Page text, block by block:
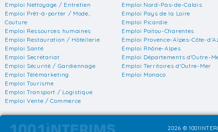
Emploi Nettoyage / Entretien
Emploi Prêt-à-porter / Mode,
Couture
Emploi Ressources humaines
Emploi Restauration / Hôtellerie
Emploi Santé
Emploi Secrétariat
Emploi Sécurité / Gardiennage
Emploi Télémarketing
Emploi Tourisme
Emploi Transport / Logistique
Emploi Vente / Commerce
Emploi Nord-Pas-de-Calais
Emploi Pays de la Loire
Emploi Picardie
Emploi Poitou-Charentes
Emploi Provence-Alpes-Côte-
Emploi Rhône-Alpes
Emploi Départements d'Outre-
Emploi Territoires d'Outre-Mer
Emploi Monaco
2026 ©